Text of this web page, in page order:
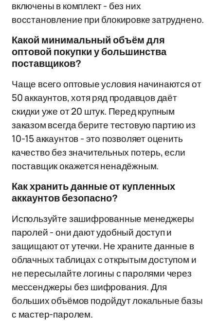
включены в комплект - без них
восстановление при блокировке затруднено.
Какой минимальный объём для
оптовой покупки у большинства
поставщиков?
Чаще всего оптовые условия начинаются от
50 аккаунтов, хотя ряд продавцов даёт
скидки уже от 20 штук. Перед крупным
заказом всегда берите тестовую партию из
10-15 аккаунтов - это позволяет оценить
качество без значительных потерь, если
поставщик окажется ненадёжным.
Как хранить данные от купленных
аккаунтов безопасно?
Используйте зашифрованные менеджеры
паролей - они дают удобный доступ и
защищают от утечки. Не храните данные в
облачных таблицах с открытым доступом и
не пересылайте логины с паролями через
мессенджеры без шифрования. Для
больших объёмов подойдут локальные базы
с мастер-паролем.